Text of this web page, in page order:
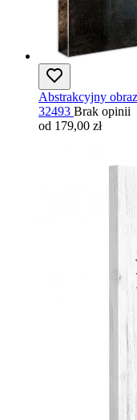
Abstrakcyjny
32493 Brak opinii
od 179,00 zł